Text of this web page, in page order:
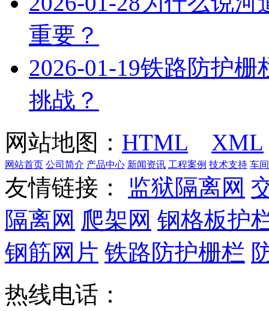
重要？
2026-01-19铁路防护栅
挑战？
网站地图： HTML XML
网站首页 公司简介 产品中心 新闻资讯 工程案例 技术支持 车
友情链接： 监狱隔离网
隔离网 爬架网 钢格板护
钢筋网片 铁路防护栅栏
热线电话：